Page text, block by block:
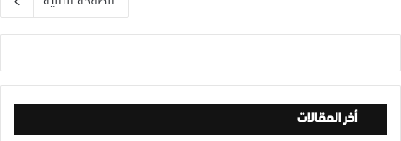
أخر المقالات